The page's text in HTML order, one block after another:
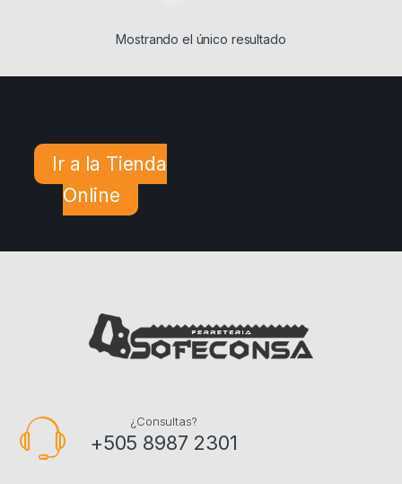
Mostrando el único resultado
Ir a la Tienda
Online
¿Consultas?
+505 8987 2301